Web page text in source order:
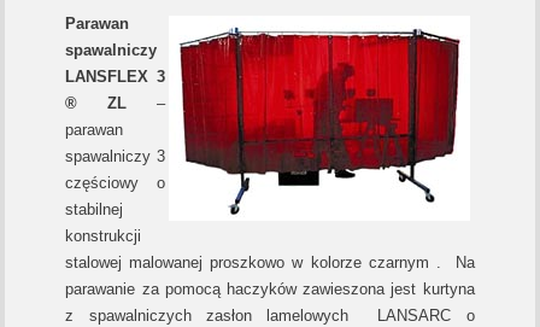
Parawan
spawalniczy
LANSFLEX 3
® ZL –
parawan
spawalniczy 3
częściowy o
stabilnej
konstrukcji
stalowej malowanej proszkowo w kolorze czarnym . Na
parawanie za pomocą haczyków zawieszona jest kurtyna
z spawalniczych zasłon lamelowych LANSARC o